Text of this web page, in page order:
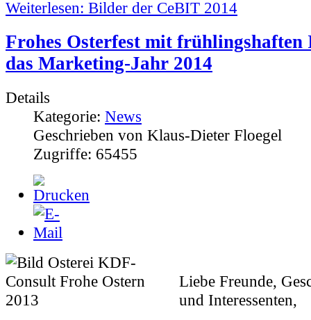
Weiterlesen: Bilder der CeBIT 2014
Frohes Osterfest mit frühlingshaften
das Marketing-Jahr 2014
Details
Kategorie: News
Geschrieben von Klaus-Dieter Floegel
Zugriffe: 65455
Liebe Freunde,
und Interessenten,